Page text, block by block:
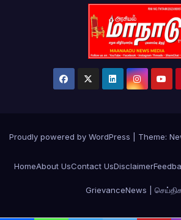
Proudly powered by WordPress Theme:
HomeAbout UsContact UsDisclaimer
GrievanceNews |